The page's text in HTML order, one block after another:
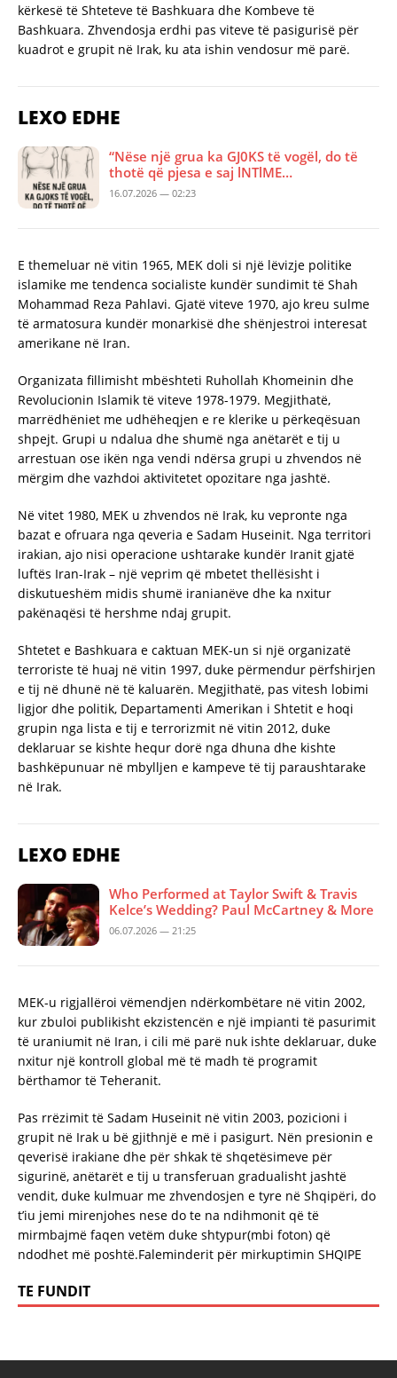
kërkesë të Shteteve të Bashkuara dhe Kombeve të
Bashkuara. Zhvendosja erdhi pas viteve të pasigurisë për
kuadrot e grupit në Irak, ku ata ishin vendosur më parë.
LEXO EDHE
“Nëse një grua ka GJ0KS të vogël, do të
thotë që pjesa e saj lNTlME…
16.07.2026 — 02:23
E themeluar në vitin 1965, MEK doli si një lëvizje politike
islamike me tendenca socialiste kundër sundimit të Shah
Mohammad Reza Pahlavi. Gjatë viteve 1970, ajo kreu sulme
të armatosura kundër monarkisë dhe shënjestroi interesat
amerikane në Iran.
Organizata fillimisht mbështeti Ruhollah Khomeinin dhe
Revolucionin Islamik të viteve 1978-1979. Megjithatë,
marrëdhëniet me udhëheqjen e re klerike u përkeqësuan
shpejt. Grupi u ndalua dhe shumë nga anëtarët e tij u
arrestuan ose ikën nga vendi ndërsa grupi u zhvendos në
mërgim dhe vazhdoi aktivitetet opozitare nga jashtë.
Në vitet 1980, MEK u zhvendos në Irak, ku vepronte nga
bazat e ofruara nga qeveria e Sadam Huseinit. Nga territori
irakian, ajo nisi operacione ushtarake kundër Iranit gjatë
luftës Iran-Irak – një veprim që mbetet thellësisht i
diskutueshëm midis shumë iranianëve dhe ka nxitur
pakënaqësi të hershme ndaj grupit.
Shtetet e Bashkuara e caktuan MEK-un si një organizatë
terroriste të huaj në vitin 1997, duke përmendur përfshirjen
e tij në dhunë në të kaluarën. Megjithatë, pas vitesh lobimi
ligjor dhe politik, Departamenti Amerikan i Shtetit e hoqi
grupin nga lista e tij e terrorizmit në vitin 2012, duke
deklaruar se kishte hequr dorë nga dhuna dhe kishte
bashkëpunuar në mbylljen e kampeve të tij paraushtarake
në Irak.
LEXO EDHE
Who Performed at Taylor Swift & Travis
Kelce’s Wedding? Paul McCartney & More
06.07.2026 — 21:25
MEK-u rigjallëroi vëmendjen ndërkombëtare në vitin 2002,
kur zbuloi publikisht ekzistencën e një impianti të pasurimit
të uraniumit në Iran, i cili më parë nuk ishte deklaruar, duke
nxitur një kontroll global më të madh të programit
bërthamor të Teheranit.
Pas rrëzimit të Sadam Huseinit në vitin 2003, pozicioni i
grupit në Irak u bë gjithnjë e më i pasigurt. Nën presionin e
qeverisë irakiane dhe për shkak të shqetësimeve për
sigurinë, anëtarët e tij u transferuan gradualisht jashtë
vendit, duke kulmuar me zhvendosjen e tyre në Shqipëri, do
t’iu jemi mirenjohes nese do te na ndihmonit që të
mirmbajmë faqen vetëm duke shtypur(mbi foton) që
ndodhet më poshtë.Faleminderit për mirkuptimin SHQIPE
TE FUNDIT